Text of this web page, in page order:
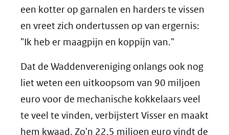
een kotter op garnalen en harders te vissen
en vreet zich ondertussen op van ergernis:
"Ik heb er maagpijn en koppijn van."
Dat de Waddenvereniging onlangs ook nog
liet weten een uitkoopsom van 90 miljoen
euro voor de mechanische kokkelaars veel
te veel te vinden, verbijstert Visser en maakt
hem kwaad. Zo'n 22,5 miljoen euro vindt de